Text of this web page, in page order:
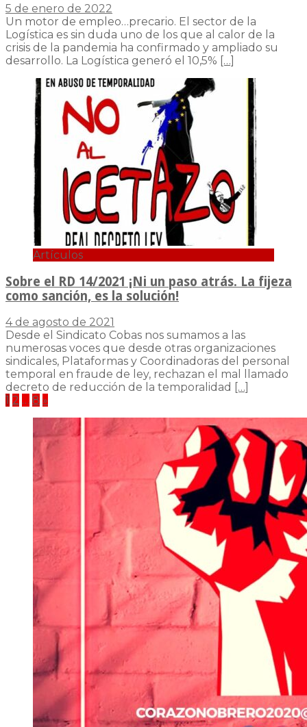
5 de enero de 2022
Un motor de empleo…precario. El sector de la
Logística es sin duda uno de los que al calor de la
crisis de la pandemia ha confirmado y ampliado su
desarrollo. La Logística generó el 10,5% […]
Artículos
Sobre el RD 14/2021 ¡Ni un paso atrás. La fijeza
como sanción, es la solución!
4 de agosto de 2021
Desde el Sindicato Cobas nos sumamos a las
numerosas voces que desde otras organizaciones
sindicales, Plataformas y Coordinadoras del personal
temporal en fraude de ley, rechazan el mal llamado
decreto de reducción de la temporalidad
[…]
Paginación
entradas
1 2 … 8 »